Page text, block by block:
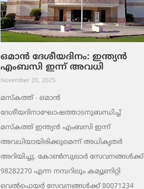
ഒമാൻ ദേശീയദിനം: ഇന്ത്യൻ
എംബസി ഇന്ന് അവധി
November 20, 2025
മസ്‌കത്ത് ∙ ഒമാൻ
ദേശീയദിനാഘോഷത്താടനുബന്ധിച്ച്
മസ്‌കത്ത് ഇന്ത്യൻ എംബസി ഇന്ന്
അവധിയായിരിക്കുമെന്ന് അധികൃതർ
അറിയിച്ചു. കോൺസുലാർ സേവനങ്ങൾക്ക്
98282270 എന്ന നമ്പറിലും കമ്യൂണിറ്റി
വെൽഫെയർ സേവനങ്ങൾക്ക് 80071234